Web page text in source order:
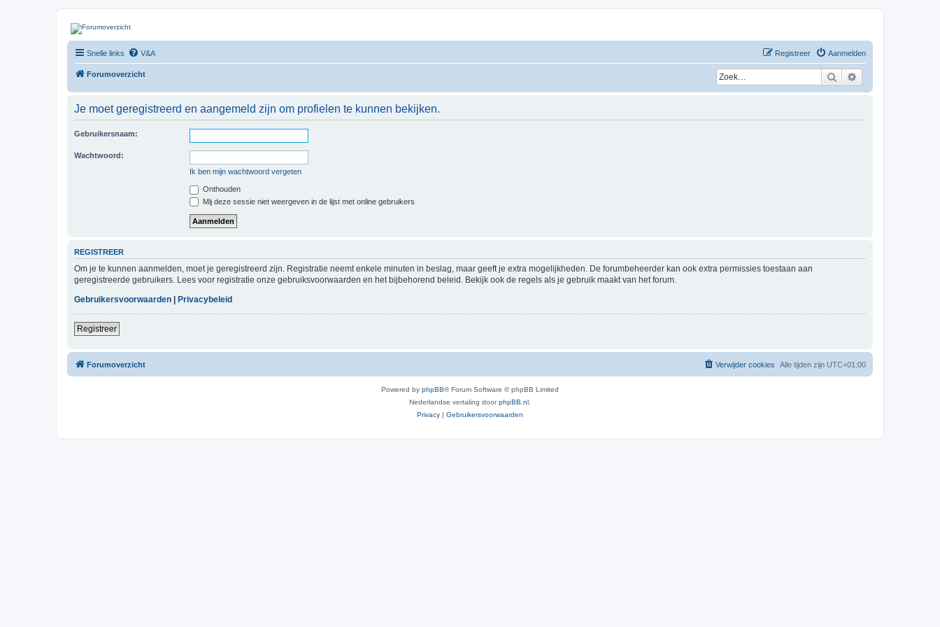
| QFB |
Hét quadforum van de Benelux
Snelle links V&A Aanmelden
Registreer
Forumoverzicht Zoek
Je moet geregistreerd en aangemeld zijn om profielen te kunnen bekijken.
Gebruikersnaam:
Wachtwoord:
Ik ben mijn wachtwoord vergeten
Onthouden
Mij deze sessie niet weergeven in de lijst met online gebruikers
REGISTREER
Om je te kunnen aanmelden, moet je geregistreerd zijn. Registratie neemt enkele minuten in beslag, maar geeft je extra mogelijkheden. De forumbeheerder kan ook extra permissies toestaan aan
geregistreerde gebruikers. Lees voor registratie onze gebruiksvoorwaarden en het bijbehorend beleid. Bekijk ook de regels als je gebruik maakt van het forum.
Gebruikersvoorwaarden | Privacybeleid
Registreer
Forumoverzicht Alle tijden zijn UTC+01:00
Verwijder cookies
Powered by phpBB® Forum Software © phpBB Limited
Nederlandse vertaling doorphpBB.nl
Privacy | Gebruikersvoorwaarden